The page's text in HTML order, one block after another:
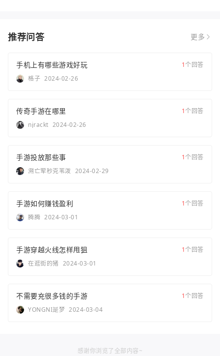
推荐问答 更多
手机上有哪些游戏好玩 1个回答
格子 2024-02-26
传奇手游在哪里 1个回答
njrackt 2024-02-26
手游投放那些事 1个回答
溯亡荤秒克苇泼 2024-02-29
手游如何赚钱盈利 1个回答
腾腾 2024-03-01
手游穿越火线怎样甩狙 1个回答
在逛街的猪 2024-03-01
不需要充很多钱的手游 1个回答
YONGNI是梦 2024-03-04
感谢你浏览了全部内容~